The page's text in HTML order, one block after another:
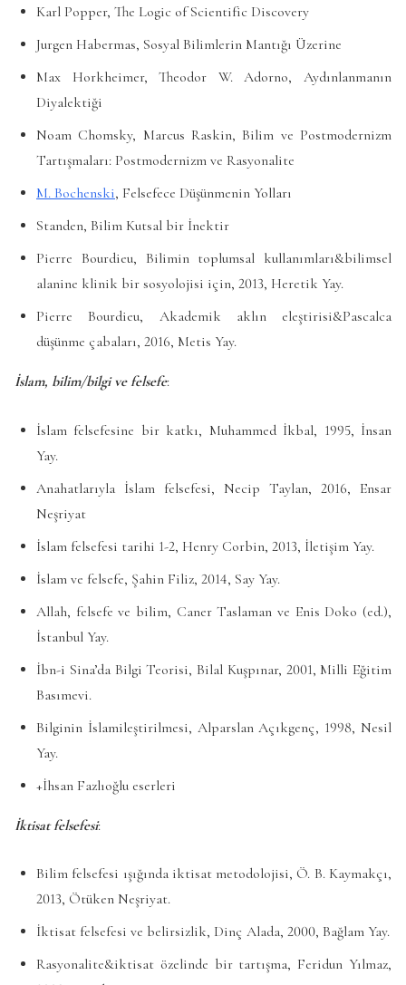
Karl Popper, The Logic of Scientific Discovery
Jurgen Habermas, Sosyal Bilimlerin Mantığı Üzerine
Max Horkheimer, Theodor W. Adorno, Aydınlanmanın
Diyalektiği
Noam Chomsky, Marcus Raskin, Bilim ve Postmodernizm
Tartışmaları: Postmodernizm ve Rasyonalite
M. Bochenski, Felsefece Düşünmenin Yolları
Standen, Bilim Kutsal bir İnektir
Pierre Bourdieu, Bilimin toplumsal kullanımları&bilimsel
alanine klinik bir sosyolojisi için, 2013, Heretik Yay.
Pierre Bourdieu, Akademik aklın eleştirisi&Pascalca
düşünme çabaları, 2016, Metis Yay.
İslam, bilim/bilgi ve felsefe:
İslam felsefesine bir katkı, Muhammed İkbal, 1995, İnsan
Yay.
Anahatlarıyla İslam felsefesi, Necip Taylan, 2016, Ensar
Neşriyat
İslam felsefesi tarihi 1-2, Henry Corbin, 2013, İletişim Yay.
İslam ve felsefe, Şahin Filiz, 2014, Say Yay.
Allah, felsefe ve bilim, Caner Taslaman ve Enis Doko (ed.),
İstanbul Yay.
İbn-i Sina’da Bilgi Teorisi, Bilal Kuşpınar, 2001, Milli Eğitim
Basımevi.
Bilginin İslamileştirilmesi, Alparslan Açıkgenç, 1998, Nesil
Yay.
+İhsan Fazlıoğlu eserleri
İktisat felsefesi:
Bilim felsefesi ışığında iktisat metodolojisi, Ö. B. Kaymakçı,
2013, Ötüken Neşriyat.
İktisat felsefesi ve belirsizlik, Dinç Alada, 2000, Bağlam Yay.
Rasyonalite&iktisat özelinde bir tartışma, Feridun Yılmaz,